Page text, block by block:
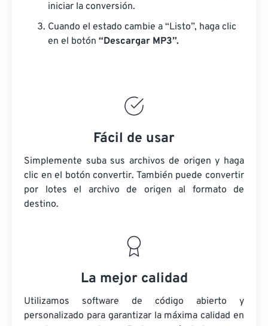
iniciar la conversión.
Cuando el estado cambie a “Listo”, haga clic
en el botón “Descargar MP3”.
Fácil de usar
Simplemente suba sus archivos de origen y haga
clic en el botón convertir. También puede convertir
por lotes el archivo de origen al formato de
destino.
La mejor calidad
Utilizamos software de código abierto y
personalizado para garantizar la máxima calidad en